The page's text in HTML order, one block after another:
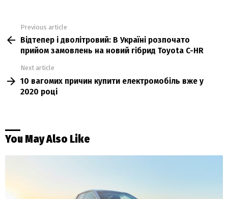
more
Previous article
Відтепер і дволітровий: В Україні розпочато
прийом замовлень на новий гібрид Toyota C-HR
Next article
10 вагомих причин купити електромобіль вже у
2020 році
You May Also Like